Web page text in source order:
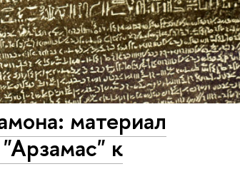
материал
к